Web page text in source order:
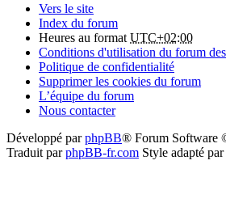
Vers le site
Index du forum
Heures au format UTC+02:00
Conditions d'utilisation du forum
Politique de confidentialité
Supprimer les cookies du forum
L’équipe du forum
Nous contacter
Développé parphpBB® Forum Software
Traduit parphpBB-fr.com Style adapté par